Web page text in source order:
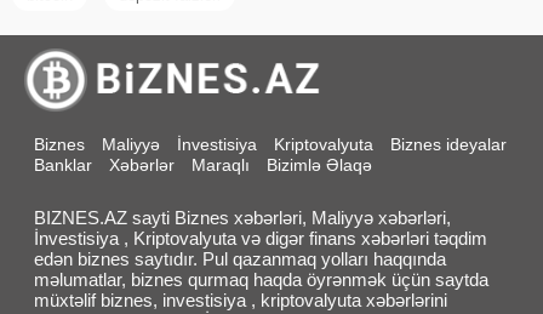
Biznes Maliyyə İnvestisiya Kriptovalyuta
Biznes ideyalar
Banklar
Xəbərlər Maraqlı Bizimlə Əlaqə
BIZNES.AZ sayti Biznes xəbərləri, Maliyyə xəbərləri,
İnvestisiya , Kriptovalyuta və digər finans xəbərləri təqdim
edən biznes saytıdır. Pul qazanmaq yolları haqqında
məlumatlar, biznes qurmaq haqda öyrənmək üçün saytda
müxtəlif biznes, investisiya , kriptovalyuta xəbərlərini